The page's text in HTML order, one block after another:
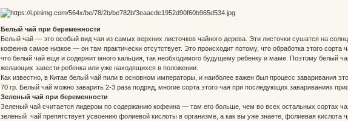
Белый чай при беременности
Белый чай — это особый вид чая из самых верхних листочков чайного дерева. Эти листочки сушатся на
кофеина самое низкое — он там практически отсутствует. Это происходит потому, что обработка этого
что белый чай еще и содержит много кальция, так необходимого будущему ребенку и маме. Поэтому белый
желающих завести ребенка или уже находящихся в положении.
Как известно, в Китае белый чай пили в основном императоры, и наиболее важен был процесс заваривания
70 гр. Белый чай можно заварить 2-3 раза подряд, многие сорта этого чая при последующих завариваниях
Зеленый чай при беременности
Зеленый чай считается лидером по содержанию кофеина — там его больше, чем во всех остальных сортах
зеленый чай препятствует усвоению фолиевой кислоты в организме, а как вы уже знаете, фолиевая